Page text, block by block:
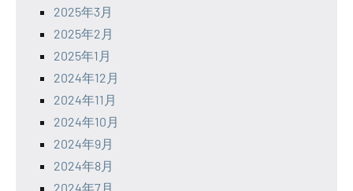
2025年3月
2025年2月
2025年1月
2024年12月
2024年11月
2024年10月
2024年9月
2024年8月
2024年7月